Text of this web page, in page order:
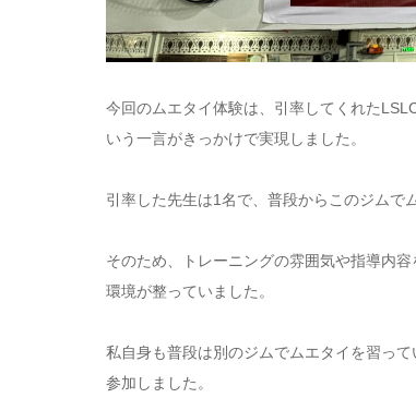
今回のムエタイ体験は、引率してくれた
いう一言がきっかけで実現しました。
引率した先生は1名で、普段からこのジムで
そのため、トレーニングの雰囲気や指導内
環境が整っていました。
私自身も普段は別のジムでムエタイを習っ
参加しました。